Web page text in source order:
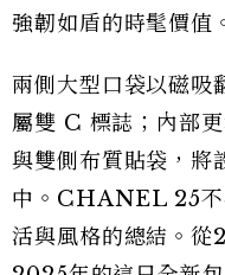
強韌如盾的時髦價值
兩側大型口袋以磁吸
屬雙 C 標誌；內部
與雙側布質貼袋，將
中。CHANEL 25不
活與風格的總結。